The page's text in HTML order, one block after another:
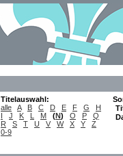
Titelauswahl:
alle
A B C D E F G
H
I
J K L M (N) O P
Q
R
S T U V W X Y
Z
0-9